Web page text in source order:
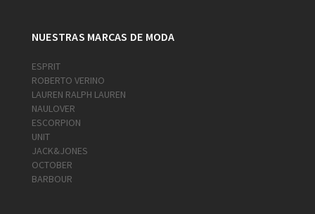
NUESTRAS MARCAS DE MODA
ESPRIT
ROBERTO VERINO
LAUREN RALPH LAUREN
NAULOVER
ESCORPION
UNIT
JACK&JONES
OCTOBER
BARBOUR